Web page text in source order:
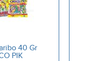
40 Gr
PIK